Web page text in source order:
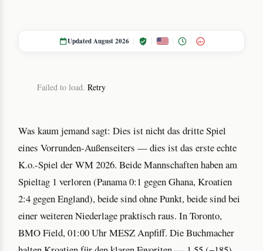
Updated August 2026 18+
Failed to load. Retry
Was kaum jemand sagt: Dies ist nicht das dritte Spiel
eines Vorrunden-Außenseiters — dies ist das erste echte
K.o.-Spiel der WM 2026. Beide Mannschaften haben am
Spieltag 1 verloren (Panama 0:1 gegen Ghana, Kroatien
2:4 gegen England), beide sind ohne Punkt, beide sind bei
einer weiteren Niederlage praktisch raus. In Toronto,
BMO Field, 01:00 Uhr MESZ Anpfiff. Die Buchmacher